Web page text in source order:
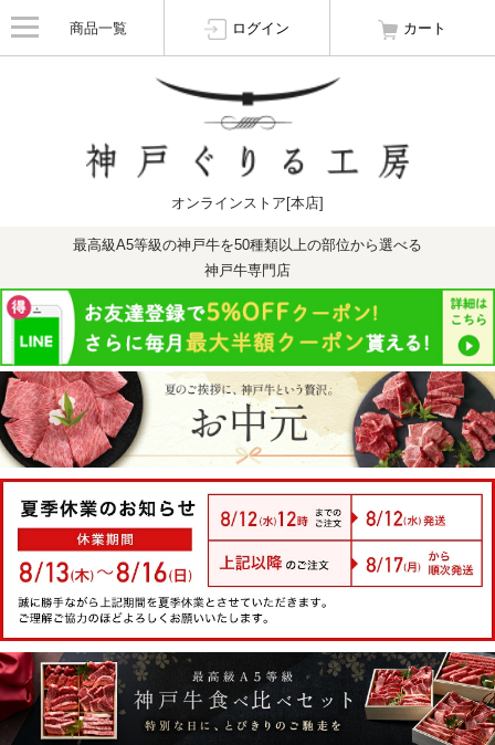
商品一覧 ログイン カート
オンラインストア[本店]
最高級A5等級の神戸牛を50種類以上の部位から選べる
神戸牛専門店